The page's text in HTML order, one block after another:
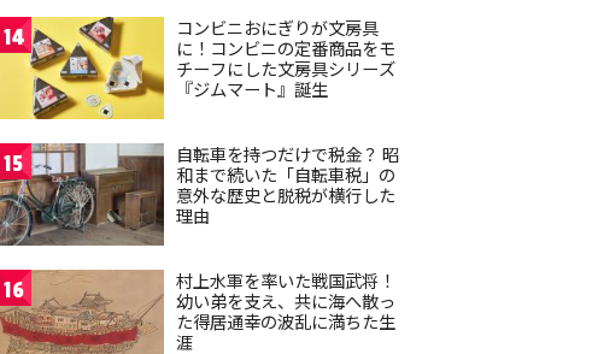
14
コンビニおにぎりが文房具
に！コンビニの定番商品をモ
チーフにした文房具シリーズ
『ジムマート』誕生
15
自転車を持つだけで税金？ 昭
和まで続いた「自転車税」の
意外な歴史と脱税が横行した
理由
16
村上水軍を率いた戦国武将！
幼い弟を支え、共に海へ散っ
た得居通幸の波乱に満ちた生
涯